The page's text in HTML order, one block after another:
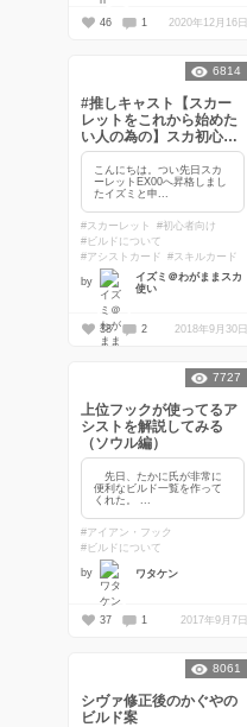
46 1 2020年12月16日
#推しキャスト【スカー
レットをこれから始めた
い人の為の】スカ初心者
ビルドのすゝめ
こんにちは。つい先日スカ
ーレットEX00へ昇格しまし
たイズミと申...
#スカーレット
#初心者向け
#ビルドについて
#アシストカード
#スキルカード
by
イズミ＠わがままスカ
使い
6814
38 2 2018年9月30日
上位フックが使ってるア
シストを解説してみる
（ソウル編）
先日、たかに氏が非常に
便利なビルド一覧を作って
#アイアン・フック
#ビルドについて
by ワタケン
7727
37 1 2017年9月7日
シヴァ修正後のかぐやの
ビルド案
8061